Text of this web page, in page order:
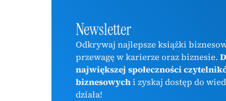
Newsletter
Odkrywaj najlepsze książki
przewagę w karierze oraz biznesie.
największej społeczności
biznesowychi zyskaj dostęp do
działa!